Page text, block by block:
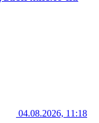
04.08.2026, 11:18